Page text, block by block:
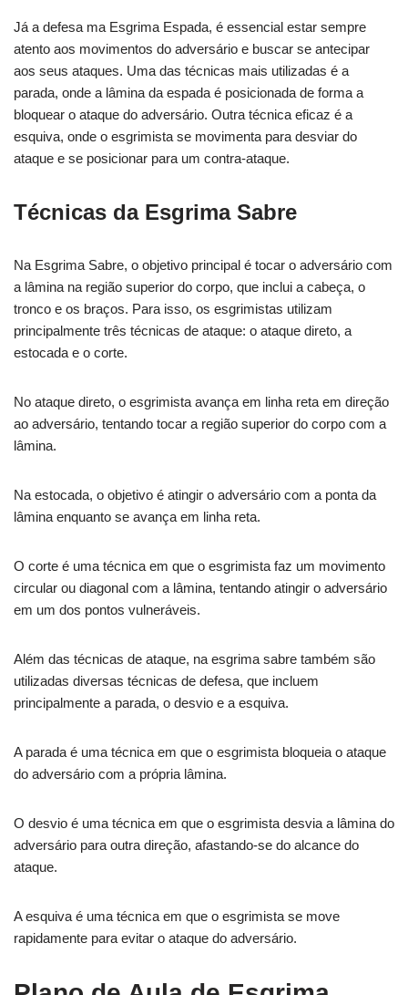
Já a defesa ma Esgrima Espada, é essencial estar sempre
atento aos movimentos do adversário e buscar se antecipar
aos seus ataques. Uma das técnicas mais utilizadas é a
parada, onde a lâmina da espada é posicionada de forma a
bloquear o ataque do adversário. Outra técnica eficaz é a
esquiva, onde o esgrimista se movimenta para desviar do
ataque e se posicionar para um contra-ataque.
Técnicas da Esgrima Sabre
Na Esgrima Sabre, o objetivo principal é tocar o adversário com
a lâmina na região superior do corpo, que inclui a cabeça, o
tronco e os braços. Para isso, os esgrimistas utilizam
principalmente três técnicas de ataque: o ataque direto, a
estocada e o corte.
No ataque direto, o esgrimista avança em linha reta em direção
ao adversário, tentando tocar a região superior do corpo com a
lâmina.
Na estocada, o objetivo é atingir o adversário com a ponta da
lâmina enquanto se avança em linha reta.
O corte é uma técnica em que o esgrimista faz um movimento
circular ou diagonal com a lâmina, tentando atingir o adversário
em um dos pontos vulneráveis.
Além das técnicas de ataque, na esgrima sabre também são
utilizadas diversas técnicas de defesa, que incluem
principalmente a parada, o desvio e a esquiva.
A parada é uma técnica em que o esgrimista bloqueia o ataque
do adversário com a própria lâmina.
O desvio é uma técnica em que o esgrimista desvia a lâmina do
adversário para outra direção, afastando-se do alcance do
ataque.
A esquiva é uma técnica em que o esgrimista se move
rapidamente para evitar o ataque do adversário.